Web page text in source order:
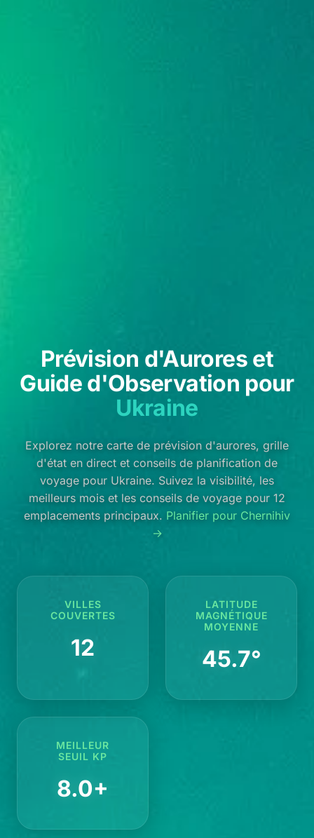
Prévision d'Aurores et
Guide d'Observation pour
Ukraine
Explorez notre carte de prévision d'aurores, grille
d'état en direct et conseils de planification de
voyage pour Ukraine. Suivez la visibilité, les
meilleurs mois et les conseils de voyage pour 12
emplacements principaux. Planifier pour Chernihiv
→
VILLES
COUVERTES
12
LATITUDE
MAGNÉTIQUE
MOYENNE
45.7°
MEILLEUR
SEUIL KP
8.0+